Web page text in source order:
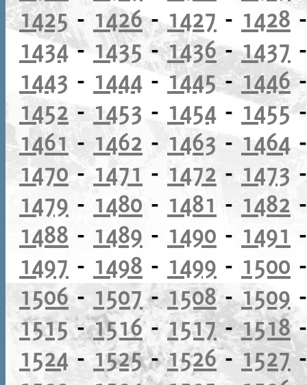
1425- 1426-1427 - 1428
1434- 1435 -1436-1437
1443 - 1444-1445-1446
1452- 1453 - 1454 - 1455
1461- 1462 - 1463 - 1464
1470- 1471 - 1472 - 1473
1479 - 1480 - 1481 - 1482
1488 - 1489 - 1490 - 1491
1497 - 1498 - 1499 - 1500
1506 - 1507 -1508-1509
1515-1516-1517-1518
1524 - 1525-1526-1527